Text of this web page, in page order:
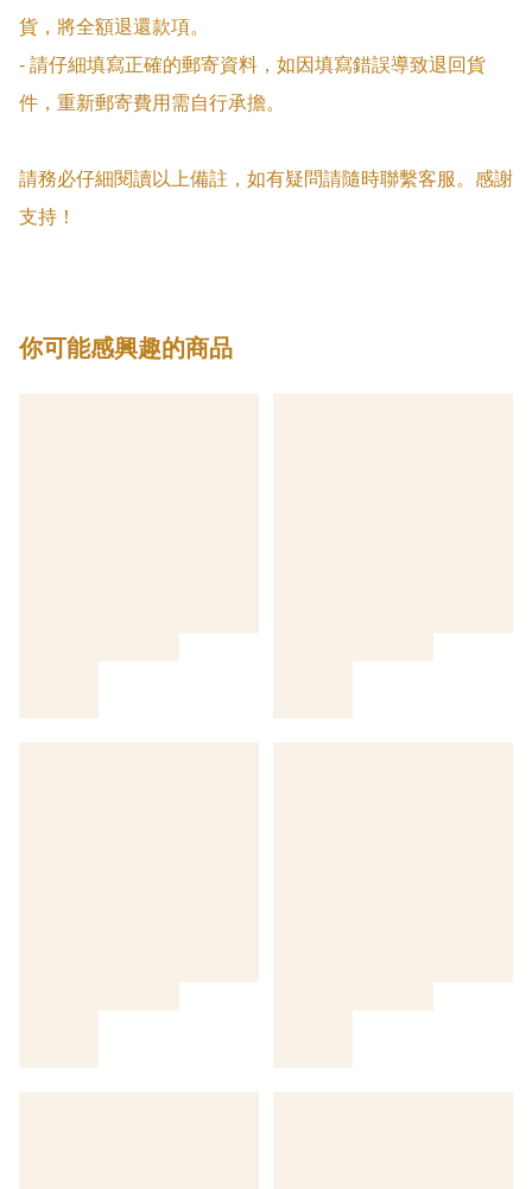
貨，將全額退還款項。
- 請仔細填寫正確的郵寄資料，如因填寫錯誤導致退回貨
件，重新郵寄費用需自行承擔。
請務必仔細閱讀以上備註，如有疑問請隨時聯繫客服。感謝
支持！
你可能感興趣的商品